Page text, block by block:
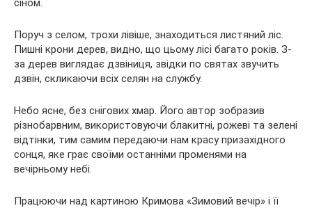
сіном.
Поруч з селом, трохи лівіше, знаходиться листяний ліс.
Пишні крони дерев, видно, що цьому лісі багато років. З-
за дерев виглядає дзвіниця, звідки по святах звучить
дзвін, скликаючи всіх селян на службу.
Небо ясне, без снігових хмар. Його автор зобразив
різнобарвним, використовуючи блакитні, рожеві та зелені
відтінки, тим самим передаючи нам красу призахідного
сонця, яке грає своїми останніми променями на
вечірньому небі.
Працюючи над картиною Кримова «Зимовий вечір» і її